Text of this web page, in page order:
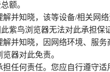
额。
并知晓，该等设备/相关网
紫鸟浏览器无法对此承担保
并知晓，因网络环境、服
器对此免责。
任何责任。您应自行遵守